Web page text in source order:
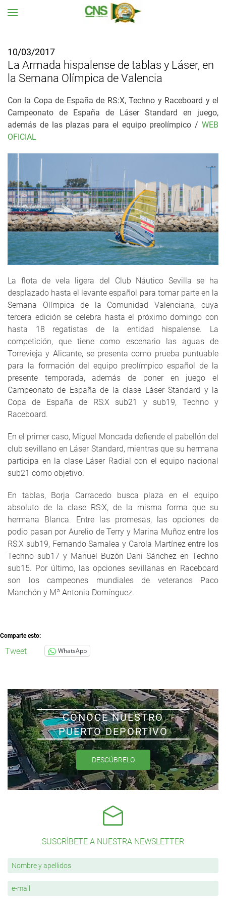
10/03/2017
La Armada hispalense de tablas y Láser, en
la Semana Olímpica de Valencia
Con la Copa de España de RS:X, Techno y Raceboard y el
Campeonato de España de Láser Standard en juego,
además de las plazas para el equipo preolímpico / WEB
OFICIAL
La flota de vela ligera del Club Náutico Sevilla se ha
desplazado hasta el levante español para tomar parte en la
Semana Olímpica de la Comunidad Valenciana, cuya
tercera edición se celebra hasta el próximo domingo con
hasta 18 regatistas de la entidad hispalense. La
competición, que tiene como escenario las aguas de
Torrevieja y Alicante, se presenta como prueba puntuable
para la formación del equipo preolímpico español de la
presente temporada, además de poner en juego el
Campeonato de España de la clase Láser Standard y la
Copa de España de RS:X sub21 y sub19, Techno y
Raceboard.
En el primer caso, Miguel Moncada defiende el pabellón del
club sevillano en Láser Standard, mientras que su hermana
participa en la clase Láser Radial con el equipo nacional
sub21 como objetivo.
En tablas, Borja Carracedo busca plaza en el equipo
absoluto de la clase RS:X, de la misma forma que su
hermana Blanca. Entre las promesas, las opciones de
podio pasan por Aurelio de Terry y Marina Muñoz entre los
RS:X sub19, Fernando Samalea y Carola Martínez entre los
Techno sub17 y Manuel Buzón Dani Sánchez en Techno
sub15. Por último, las opciones sevillanas en Raceboard
son los campeones mundiales de veteranos Paco
Manchón y Mª Antonia Domínguez.
Comparte esto:
Tweet WhatsApp
CONOCE NUESTRO
PUERTO DEPORTIVO
DESCÚBRELO
SUSCRÍBETE A NUESTRA NEWSLETTER